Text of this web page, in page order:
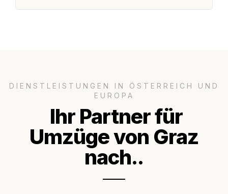
DIENSTLEISTUNGEN IN ÖSTERREICH UND
EUROPA
Ihr Partner für
Umzüge von Graz
nach..